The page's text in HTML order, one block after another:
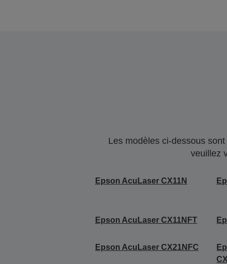
Les modèles ci-dessous
veuillez
Epson AcuLaser CX11N
Epson AcuLaser CX11NFT
Epson AcuLaser CX21NFC